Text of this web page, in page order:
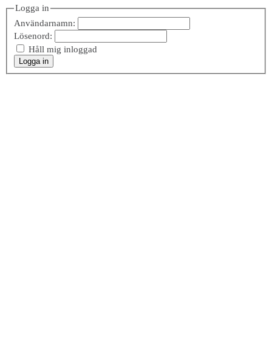
Logga in
Användarnamn:
Lösenord:
Håll mig inloggad
Logga in